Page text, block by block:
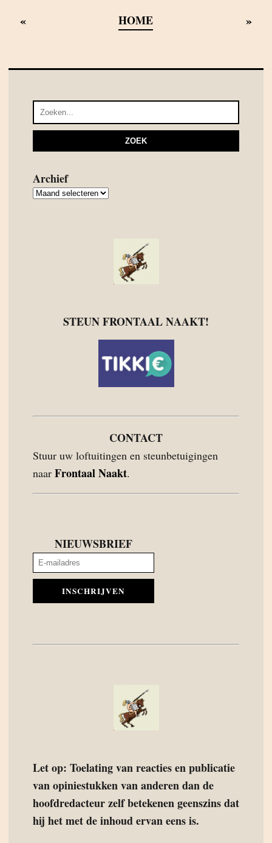
« HOME »
Archief
Archief
STEUN FRONTAAL NAAKT!
CONTACT
Stuur uw loftuitingen en steunbetuigingen
naar Frontaal Naakt.
NIEUWSBRIEF
INSCHRIJVEN
Let op: Toelating van reacties en publicatie
van opiniestukken van anderen dan de
hoofdredacteur zelf betekenen geenszins dat
hij het met de inhoud ervan eens is.